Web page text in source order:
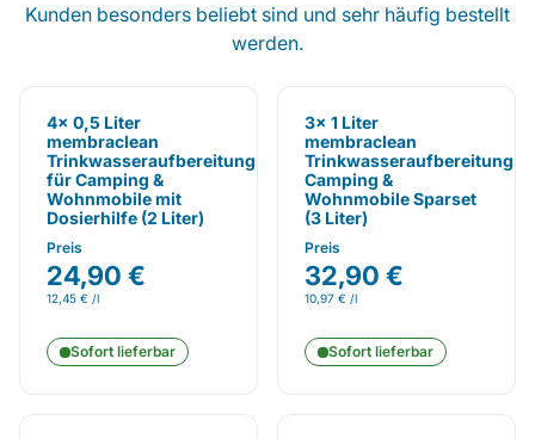
Kunden besonders beliebt sind und sehr häufig bestellt
werden.
4x 0,5 Liter
membraclean
Trinkwasseraufbereitung
für Camping &
Wohnmobile mit
Dosierhilfe (2 Liter)
Preis
24,90 €
12,45 € /l
Sofort lieferbar
3x 1 Liter
membraclean
Trinkwasseraufbereitung
Camping &
Wohnmobile Sparset
(3 Liter)
Preis
32,90 €
10,97 € /l
Sofort lieferbar